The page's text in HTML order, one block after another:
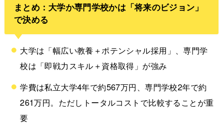
まとめ：大学か専門学校かは「将来のビジョン」
で決める
大学は「幅広い教養＋ポテンシャル採用」、専門学
校は「即戦力スキル＋資格取得」が強み
学費は私立大学4年で約567万円、専門学校2年で約
261万円。ただしトータルコストで比較することが重
要